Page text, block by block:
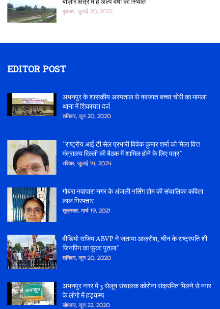
बाज़ार क्षेत्र में हैं अल्प वर्षा की स्थिति
बुधवार, जुलाई 20, 2022
EDITOR POST
अभनपुर के शासकीय अस्पताल से नवजात बच्चा चोरी का मामला
थाना में शिकायत दर्ज
शनिवार, जून 20, 2020
*राष्ट्रीय आई टी सेल प्रभारी विवेक कुमार शर्मा को मिला वित्त
मंत्रालय दिल्ली की बैठक में शामिल होने के लिए पत्र*
रविवार, जुलाई 14, 2024
गोबरा नवापारा नगर के अंजली नर्सिंग होम की संचालिका कविता
लाल गिरफ्तार
शुक्रवार, मार्च 19, 2021
वीडियो राजिम ABVP ने जताया आक्रोश, चीन के राष्ट्रपति शी
जिनपिंग का फूंका पुतला*
शनिवार, जून 20, 2020
अभनपुर नगर में 3 सेलून संचालक कोरोना संक्रमित मिलने से नगर
के लोगो में हड़कम्प
सोमवार, जून 22, 2020